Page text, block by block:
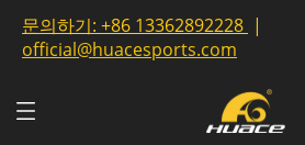
문의하기: +86 13362892228 |
official@huacesports.com